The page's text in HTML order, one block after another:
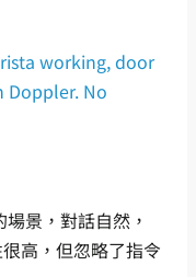
working, door
Doppler. No
景，對話自然，
高，但忽略了指令